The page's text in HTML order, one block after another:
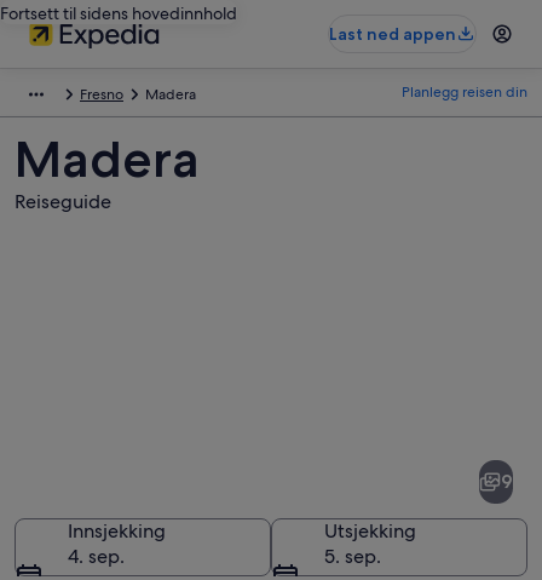
Fortsett til sidens hovedinnhold
Last ned appen
Fresno Madera Planlegg reisen din
Madera
Reiseguide
9
Innsjekking
4. sep.
Utsjekking
5. sep.